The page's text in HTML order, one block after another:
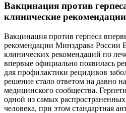
Вакцинация против
клинические
Вакцинация против герпеса
рекомендации Минздрава России
клинических рекомендаций по
впервые официально появилась
для профилактики рецидивов
решение стало ответом на давно
медицинского сообщества.
одной из самых
человека, при этом стандартная